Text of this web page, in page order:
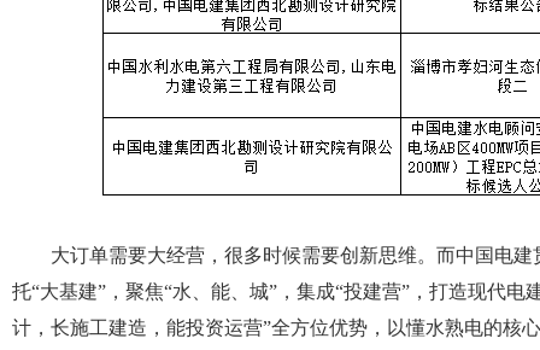
大订单需要大经营，很多时候需要创新思维。而中国电
托“大基建”，聚焦“水、能、城”，集成“投建营”，打造现代
计，长施工建造，能投资运营”全方位优势，以懂水熟电的核